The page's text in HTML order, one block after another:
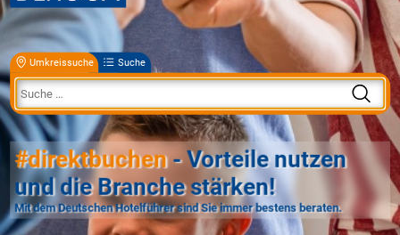
Umkreissuche Suche
#direktbuchen- Vorteile nutzen
und die Branche stärken!
Mit dem Deutschen Hotelführer sind Sie immer bestens beraten.